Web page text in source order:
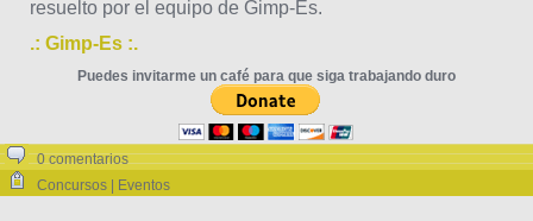
resuelto por el equipo de Gimp-Es.
.: Gimp-Es :.
Puedes invitarme un café para que siga trabajando duro
0 comentarios
Concursos | Eventos